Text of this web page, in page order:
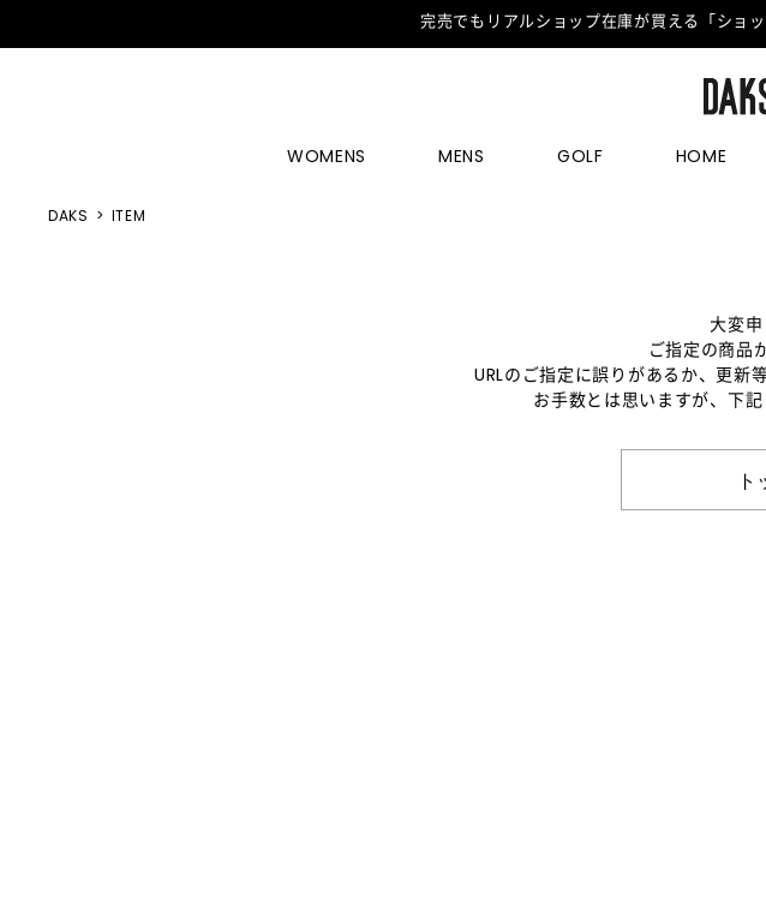
完売でもリアルショップ在庫が買える「ショ
WOMENS MENS GOLF HOME
DAKS ITEM
大変申
ご指定の商品
URLのご指定に誤りがあるか、更新
お手数とは思いますが、下